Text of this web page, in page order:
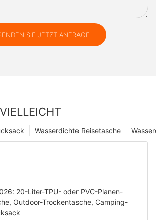
SIE JETZT ANFRAGE
Wasserdichte Reisetasche